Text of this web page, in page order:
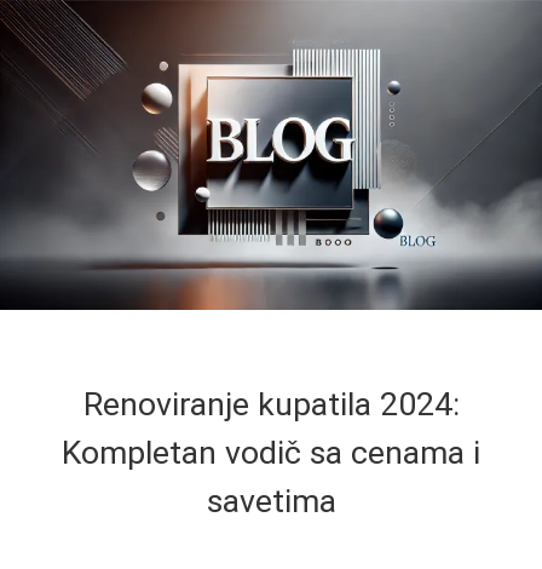
Renoviranje kupatila 2024:
Kompletan vodič sa cenama i
savetima